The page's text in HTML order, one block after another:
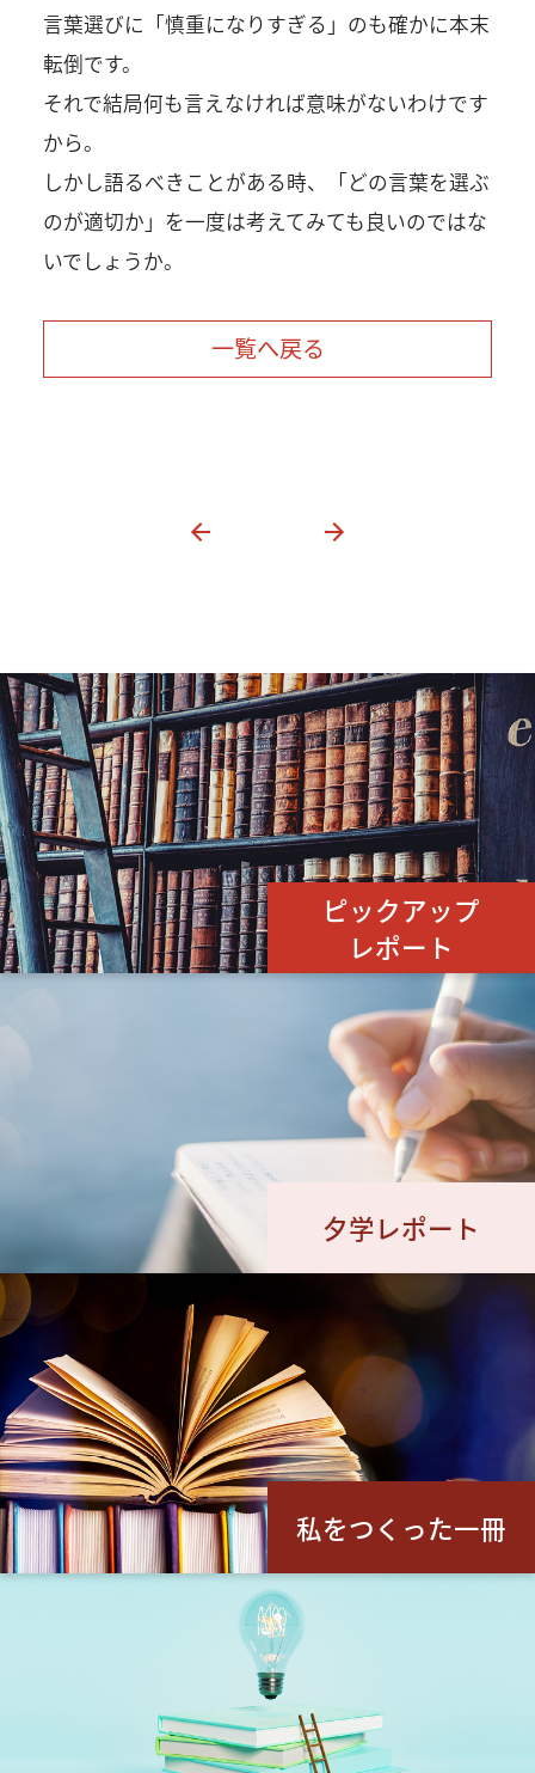
言葉選びに「慎重になりすぎる」のも確かに本末
転倒です。
それで結局何も言えなければ意味がないわけです
から。
しかし語るべきことがある時、「どの言葉を選ぶ
のが適切か」を一度は考えてみても良いのではな
いでしょうか。
一覧へ戻る
ピックアップ
レポート
夕学レポート
私をつくった一冊